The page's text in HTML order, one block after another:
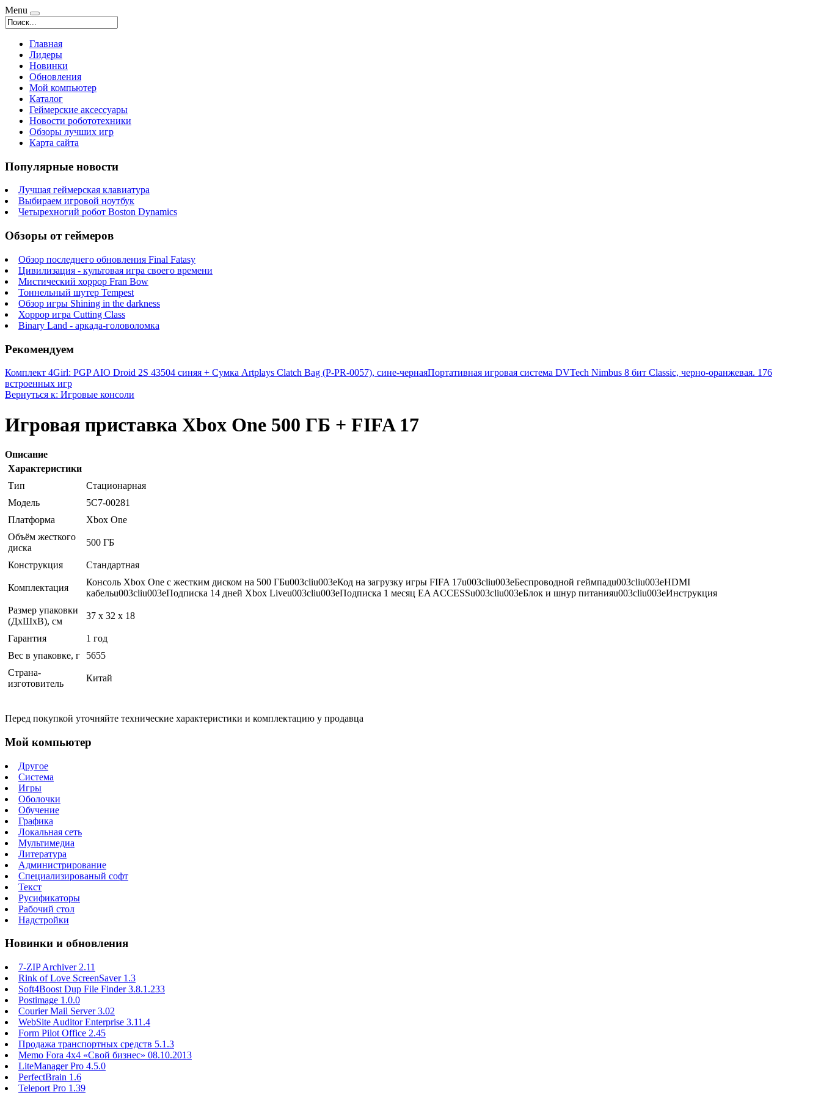
Menu
Главная
Лидеры
Новинки
Обновления
Мой компьютер
Каталог
Геймерские аксессуары
Новости робототехники
Обзоры лучших игр
Карта сайта
Популярные новости
Лучшая геймерская клавиатура
Выбираем игровой ноутбук
Четырехногий робот Boston Dynamics
Обзоры от геймеров
Обзор последнего обновления Final Fatasy
Цивилизация - культовая игра своего времени
Мистический хоррор Fran Bow
Тоннельный шутер Tempest
Обзор игры Shining in the darkness
Хоррор игра Cutting Class
Binary Land - аркада-головоломка
Рекомендуем
Комплект 4Girl: PGP AIO Droid 2S 43504 синяя + Сумка Artplays Сlatch Bag (P-PR-0057), сине-чернаяПортативная игровая система DVTech Nimbus 8 бит Classic, черно-оранжевая. 176
встроенных игр
Вернуться к: Игровые консоли
Игровая приставка Xbox One 500 ГБ + FIFA 17
Описание
Характеристики
Тип
Стационарная
Модель
5C7-00281
Платформа
Xbox One
Объём жесткого
диска
500 ГБ
Конструкция Стандартная
Комплектация
Консоль Xbox One с жестким диском на 500 ГБu003cliu003eКод на загрузку игры FIFA 17u003cliu003eБеспроводной геймпадu003cliu003eHDMI
кабельu003cliu003eПодписка 14 дней Xbox Liveu003cliu003eПодписка 1 месяц EA ACCESSu003cliu003eБлок и шнур питанияu003cliu003eИнструкция
Размер упаковки
(ДхШхВ), см
37 x 32 x 18
Гарантия
1 год
Вес в упаковке, г
5655
Страна-
изготовитель
Китай
Перед покупкой уточняйте технические характеристики и комплектацию у продавца
Мой компьютер
Другое
Система
Игры
Оболочки
Обучение
Графика
Локальная сеть
Мультимедиа
Литература
Администрирование
Специализированый софт
Текст
Русификаторы
Рабочий стол
Надстройки
Новинки и обновления
7-ZIP Archiver 2.11
Rink of Love ScreenSaver 1.3
Soft4Boost Dup File Finder 3.8.1.233
Postimage 1.0.0
Courier Mail Server 3.02
WebSite Auditor Enterprise 3.11.4
Form Pilot Office 2.45
Продажа транспортных средств 5.1.3
Memo Fora 4x4 «Свой бизнес» 08.10.2013
LiteManager Pro 4.5.0
PerfectBrain 1.6
Teleport Pro 1.39